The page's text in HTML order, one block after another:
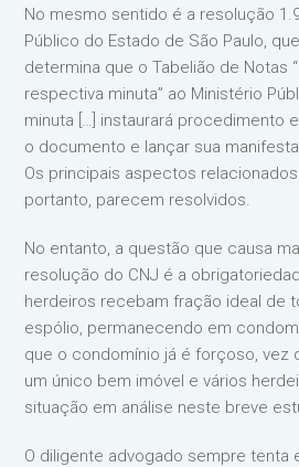
No mesmo sentido é a resolução
Público do Estado de São Paulo,
determina que o Tabelião de Notas
respectiva minuta” ao Ministério
minuta […] instaurará procedimento
o documento e lançar sua
Os principais aspectos
portanto, parecem resolvidos.
No entanto, a questão que causa
resolução do CNJ é a
herdeiros recebam fração ideal de
espólio, permanecendo em
que o condomínio já é forçoso, vez
um único bem imóvel e vários
situação em análise neste breve
O diligente advogado sempre tenta